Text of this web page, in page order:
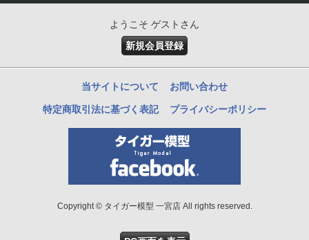
ようこそ ゲストさん
新規会員登録
当サイトについて お問い合わせ
特定商取引法に基づく表記 プライバシーポリシー
Copyright © タイガー模型 一宮店 All rights reserved.